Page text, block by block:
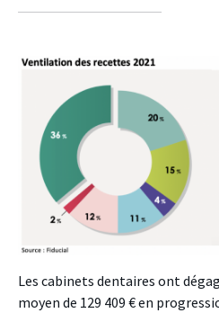
Les cabinets dentaires ont
moyen de 129 409 € en